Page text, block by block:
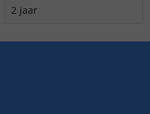
2 jaar